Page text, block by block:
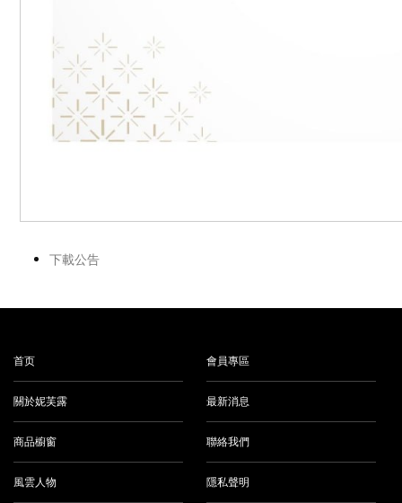
下載公告
首页
關於妮芙露
商品櫥窗
風雲人物
會員專區
最新消息
聯絡我們
隱私聲明